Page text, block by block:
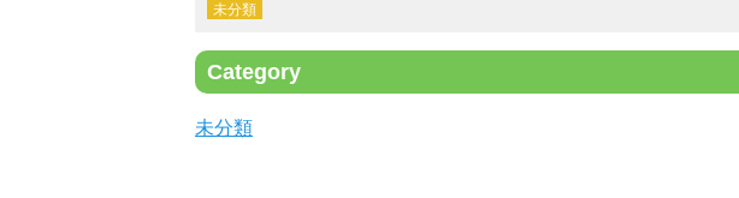
未分類
Category
未分類